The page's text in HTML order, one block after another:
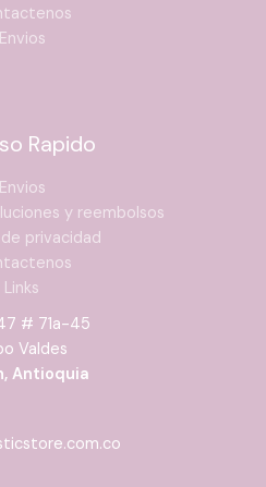
Envios
Rapido
Envios
y reembolsos
privacidad
Links
# 71a-45
Valdes
Antioquia